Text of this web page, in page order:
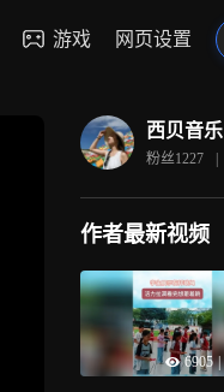
游戏 网页设置
西贝音乐
粉丝1227 |
作者最新视频
6905 |